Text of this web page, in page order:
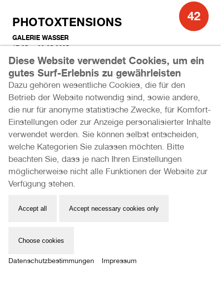
42
PHOTOXTENSIONS
GALERIE WASSER
17.05. – 20.05.2025
Internationale Photoszene Köln gUG
Im Mediapark 7
50670 Köln
Email: info@photoszene.de
Presse
Diese Website verwendet Cookies, um ein
gutes Surf-Erlebnis zu gewährleisten
Dazu gehören wesentliche Cookies, die für den
Betrieb der Website notwendig sind, sowie andere,
die nur für anonyme statistische Zwecke, für Komfort-
Einstellungen oder zur Anzeige personalisierter Inhalte
verwendet werden. Sie können selbst entscheiden,
welche Kategorien Sie zulassen möchten. Bitte
beachten Sie, dass je nach Ihren Einstellungen
möglicherweise nicht alle Funktionen der Website zur
Verfügung stehen.
Accept all Accept necessary cookies only
Choose cookies
Datenschutzbestimmungen Impressum